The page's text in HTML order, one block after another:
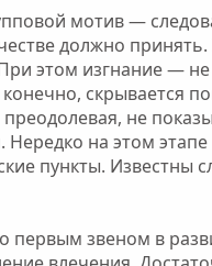
мотив —
должно
этом изгнание —
скрывается
не
на этом этапе
пункты. Известны
первым звеном в